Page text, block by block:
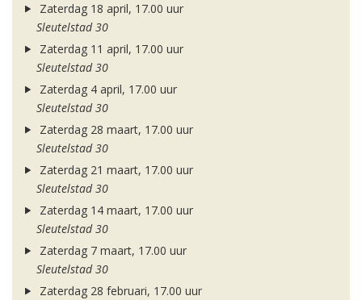
Zaterdag 18 april, 17.00 uur
Sleutelstad 30
Zaterdag 11 april, 17.00 uur
Sleutelstad 30
Zaterdag 4 april, 17.00 uur
Sleutelstad 30
Zaterdag 28 maart, 17.00 uur
Sleutelstad 30
Zaterdag 21 maart, 17.00 uur
Sleutelstad 30
Zaterdag 14 maart, 17.00 uur
Sleutelstad 30
Zaterdag 7 maart, 17.00 uur
Sleutelstad 30
Zaterdag 28 februari, 17.00 uur